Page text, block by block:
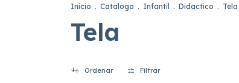
Inicio . Catalogo . Infantil . Didactico . Tela
Tela
Ordenar Filtrar